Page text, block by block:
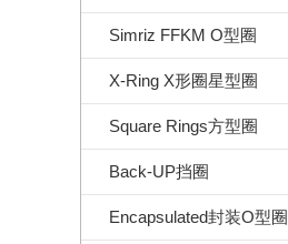
Simriz FFKM O型圈
X-Ring X形圈星型圈
Square Rings方型圈
Back-UP挡圈
Encapsulated封装O型圈